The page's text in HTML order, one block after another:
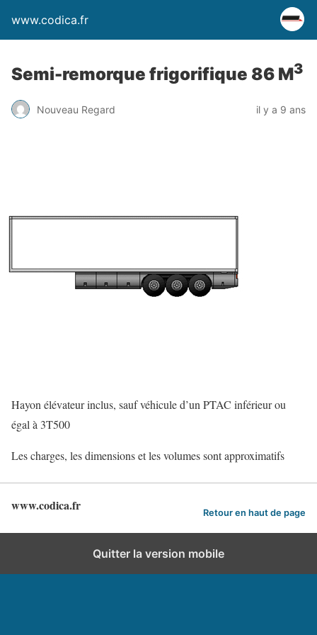
www.codica.fr
Semi-remorque frigorifique 86 M3
Nouveau Regard il y a 9 ans
Hayon élévateur inclus, sauf véhicule d’un PTAC inférieur ou
égal à 3T500
Les charges, les dimensions et les volumes sont approximatifs
www.codica.fr Retour en haut de page
Quitter la version mobile